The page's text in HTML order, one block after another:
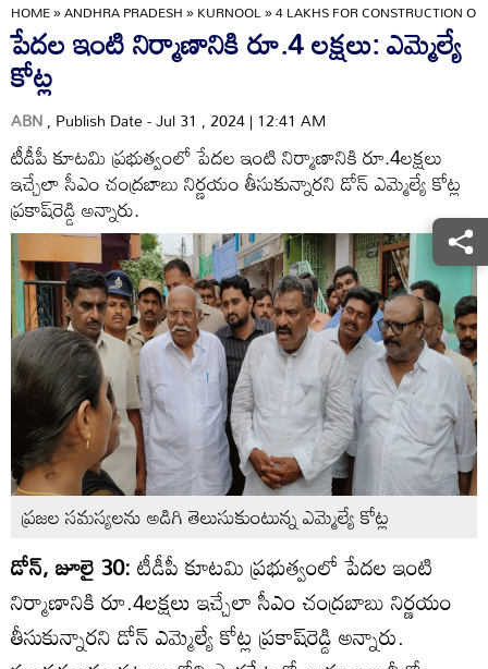
HOME»ANDHRA PRADESH»KURNOOL»4 LAKHS FOR CONSTRUCTION
పేదల ఇంటి నిర్మాణానికి రూ.4 లక్షలు: ఎమ్మెల్యే
కోట్ల
ABN, Publish Date - Jul 31 , 2024 | 12:41 AM
టీడీపీ కూటమి ప్రభుత్వంలో పేదల ఇంటి నిర్మాణానికి రూ.4లక్షలు
ఇచ్చేలా సీఎం చంద్రబాబు నిర్ణయం తీసుకున్నారని డోన్‌ ఎమ్మెల్యే కోట్ల
ప్రకాష్‌రెడ్డి అన్నారు.
ప్రజల సమస్యలను అడిగి తెలుసుకుంటున్న ఎమ్మెల్యే కోట్ల
డోన్‌, జూలై 30:టీడీపీ కూటమి ప్రభుత్వంలో పేదల ఇంటి
నిర్మాణానికి రూ.4లక్షలు ఇచ్చేలా సీఎం చంద్రబాబు నిర్ణయం
తీసుకున్నారని డోన్‌ ఎమ్మెల్యే కోట్ల ప్రకాష్‌రెడ్డి అన్నారు.